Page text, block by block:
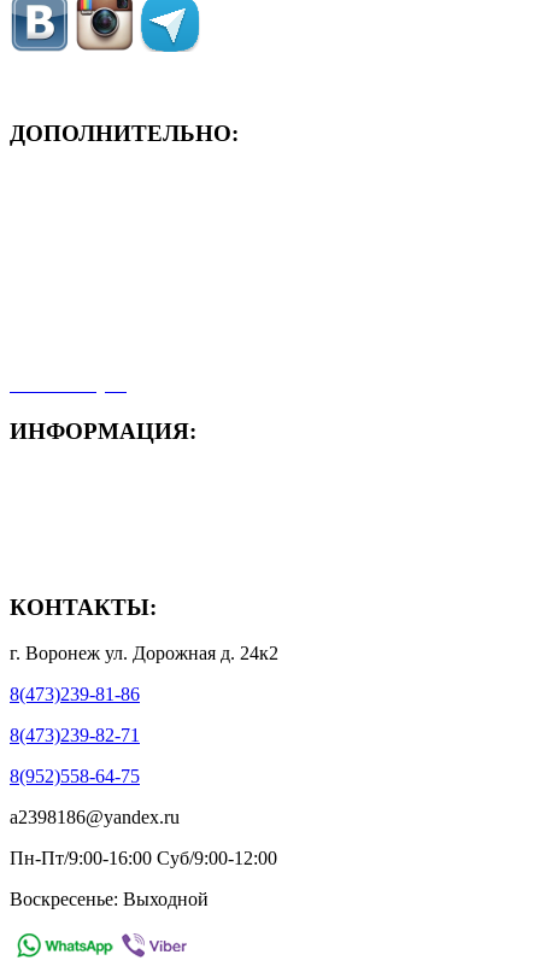
ДОПОЛНИТЕЛЬНО:
ИНФОРМАЦИЯ:
КОНТАКТЫ:
г. Воронеж ул. Дорожная д. 24к2
8(473)239-81-86
8(473)239-82-71
8(952)558-64-75
a2398186@yandex.ru
Пн-Пт/9:00-16:00 Суб/9:00-12:00
Воскресенье: Выходной